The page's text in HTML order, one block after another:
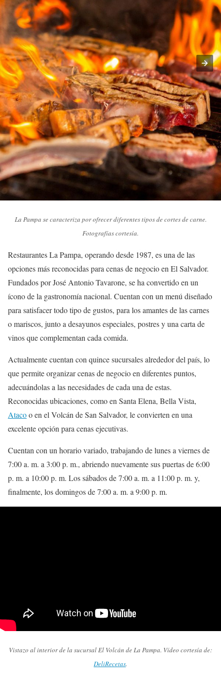
La Pampa se caracteriza por ofrecer diferentes tipos de cortes de carne.
Fotografías cortesía.
Restaurantes La Pampa, operando desde 1987, es una de las
opciones más reconocidas para cenas de negocio en El Salvador.
Fundados por José Antonio Tavarone, se ha convertido en un
ícono de la gastronomía nacional. Cuentan con un menú diseñado
para satisfacer todo tipo de gustos, para los amantes de las carnes
o mariscos, junto a desayunos especiales, postres y una carta de
vinos que complementan cada comida.
Actualmente cuentan con quince sucursales alrededor del país, lo
que permite organizar cenas de negocio en diferentes puntos,
adecuándolas a las necesidades de cada una de estas.
Reconocidas ubicaciones, como en Santa Elena, Bella Vista,
Atacoo en el Volcán de San Salvador, le convierten en una
excelente opción para cenas ejecutivas.
Cuentan con un horario variado, trabajando de lunes a viernes de
7:00 a. m. a 3:00 p. m., abriendo nuevamente sus puertas de 6:00
p. m. a 10:00 p. m. Los sábados de 7:00 a. m. a 11:00 p. m. y,
finalmente, los domingos de 7:00 a. m. a 9:00 p. m.
Vistazo al interior de la sucursal El Volcán de La Pampa. Vídeo cortesía de:
DeliRecetas.